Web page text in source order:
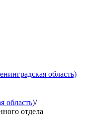
область)
область)/
отдела